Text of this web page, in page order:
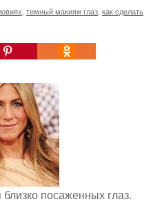
темный макияж глаз как сделать
посаженных глаз.